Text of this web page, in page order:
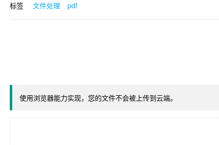
标签 文件处理 pdf
使用浏览器能力实现，您的文件不会被上传到云端。